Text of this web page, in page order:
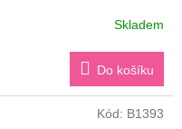
Skladem
Do košíku
Kód: B1393